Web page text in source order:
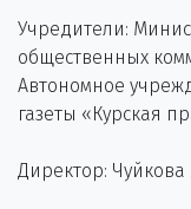
Учредители:
общественных
Автономное
газеты «Курская
Директор: